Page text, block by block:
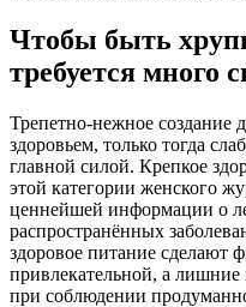
Чтобы быть
требуется много
Трепетно-нежное создание
здоровьем, только тогда
главной силой. Крепкое
этой категории женского
ценнейшей информации о
распространённых
здоровое питание сделают
привлекательной, а
при соблюдении